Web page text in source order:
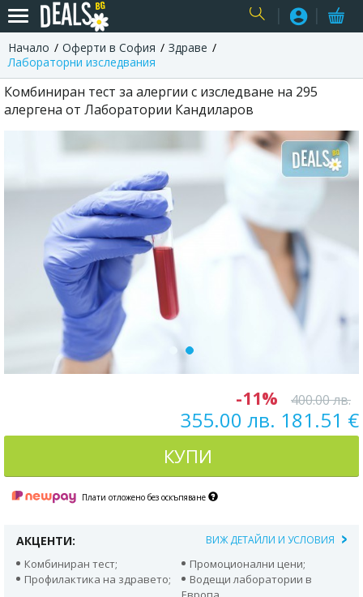
Начало Оферти в София
Здраве
Лабораторни изследвания
Комбиниран тест за алергии с изследване на 295
алергена от Лаборатории Кандиларов
-11% 400.00 лв.
355.00 лв. 181.51 €
КУПИ
Плати отложено без оскъпяване
АКЦЕНТИ: ВИЖ ДЕТАЙЛИ И УСЛОВИЯ
Комбиниран тест;
Промоционални цени;
Профилактика на здравето;
Водещи лаборатории в